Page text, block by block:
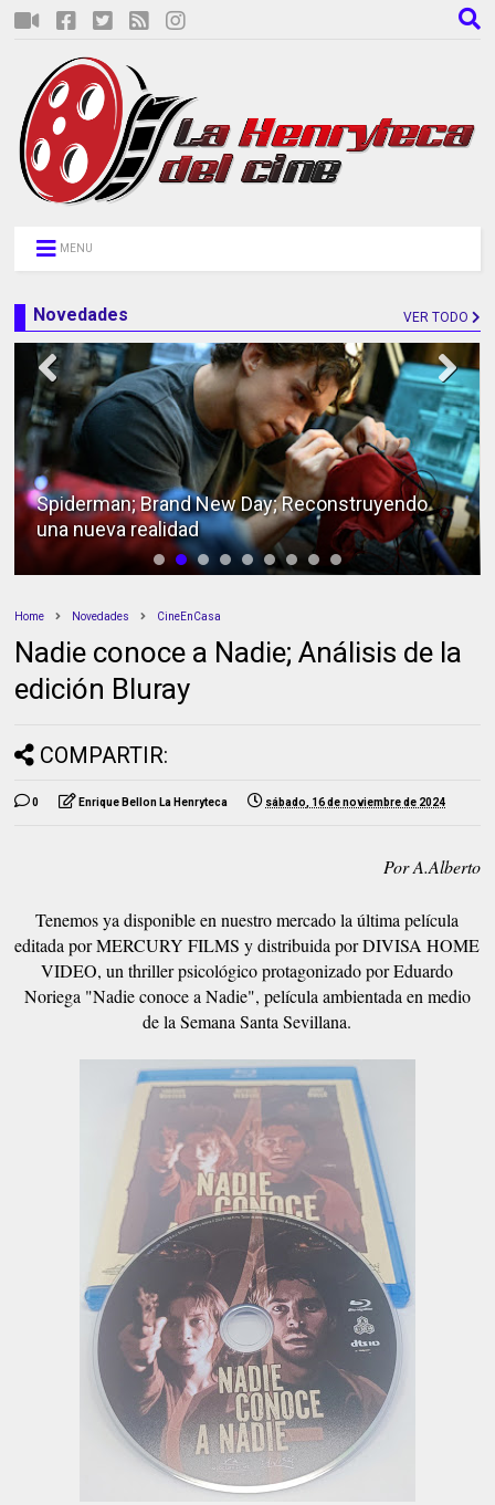
MENU
Novedades VER TODO
Spiderman; Brand New Day; Reconstruyendo
una nueva realidad
Home Novedades CineEnCasa
Nadie conoce a Nadie; Análisis de la
edición Bluray
COMPARTIR:
0 Enrique Bellon La Henryteca sábado, 16 de noviembre de 2024
Por A.Alberto
Tenemos ya disponible en nuestro mercado la última película
editada por MERCURY FILMS y distribuida por DIVISA HOME
VIDEO, un thriller psicológico protagonizado por Eduardo
Noriega "Nadie conoce a Nadie", película ambientada en medio
de la Semana Santa Sevillana.